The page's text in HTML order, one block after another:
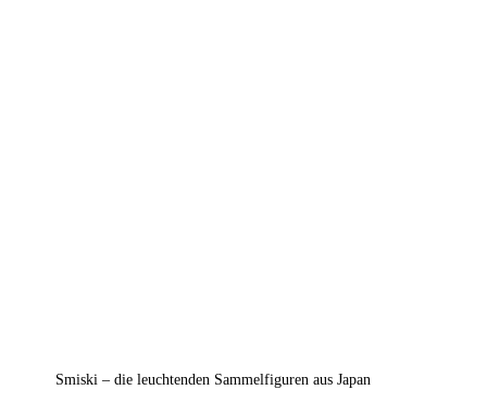
Smiski – die leuchtenden Sammelfiguren aus Japan